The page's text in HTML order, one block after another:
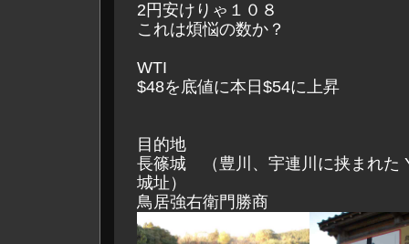
2円安けりゃ１０８
これは煩悩の数か？
WTI
$48を底値に本日$54に上昇
目的地
長篠城 （豊川、宇連川に挟まれた
城址）
鳥居強右衛門勝商